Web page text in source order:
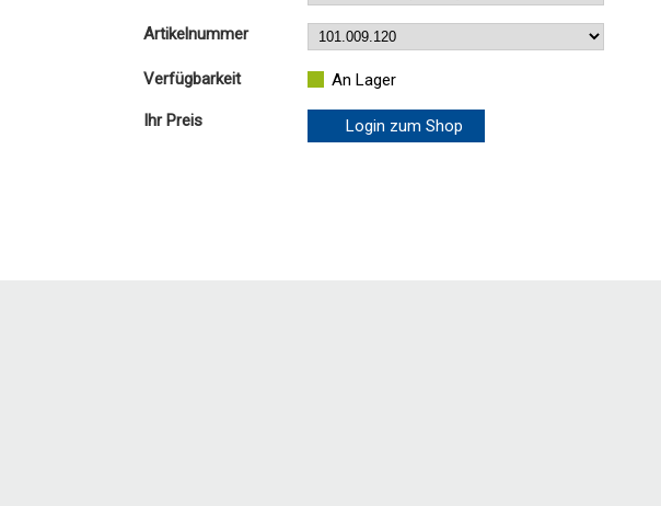
Artikelnummer
Verfügbarkeit An Lager
Ihr Preis Login zum Shop